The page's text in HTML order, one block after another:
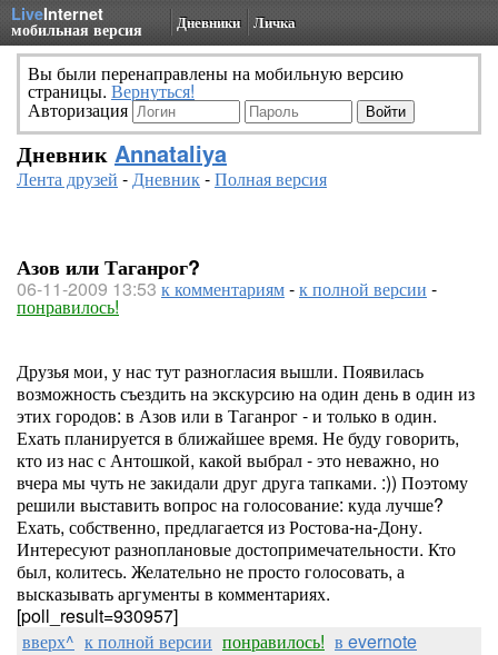
LiveInternet
мобильная версия Дневники Личка
Вы были перенаправлены на мобильную версию
страницы. Вернуться!
Авторизация
Дневник Annataliya
Лента друзей -Дневник-Полная версия
Азов или Таганрог?
06-11-2009 13:53 к комментариям-к полной версии -
понравилось!
Друзья мои, у нас тут разногласия вышли. Появилась
возможность съездить на экскурсию на один день в один из
этих городов: в Азов или в Таганрог - и только в один.
Ехать планируется в ближайшее время. Не буду говорить,
кто из нас с Антошкой, какой выбрал - это неважно, но
вчера мы чуть не закидали друг друга тапками. :)) Поэтому
решили выставить вопрос на голосование: куда лучше?
Ехать, собственно, предлагается из Ростова-на-Дону.
Интересуют разноплановые достопримечательности. Кто
был, колитесь. Желательно не просто голосовать, а
высказывать аргументы в комментариях.
[poll_result=930957]
вверх^ к полной версии понравилось! в evernote